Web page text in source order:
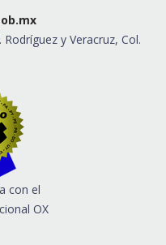
y Veracruz, Col.
con el
OX